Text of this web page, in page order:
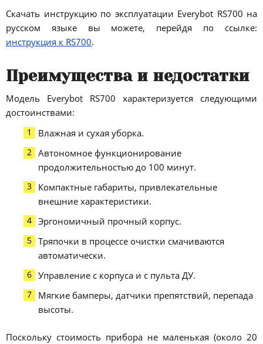
Скачать инструкцию по эксплуатации Everybot RS700 на
русском языке вы можете, перейдя по ссылке:
инструкция к RS700.
Преимущества и недостатки
Модель Everybot RS700 характеризуется следующими
достоинствами:
Влажная и сухая уборка.
Автономное функционирование
продолжительностью до 100 минут.
Компактные габариты, привлекательные
внешние характеристики.
Эргономичный прочный корпус.
Тряпочки в процессе очистки смачиваются
автоматически.
Управление с корпуса и с пульта ДУ.
Мягкие бамперы, датчики препятствий, перепада
высоты.
Поскольку стоимость прибора не маленькая (около 20